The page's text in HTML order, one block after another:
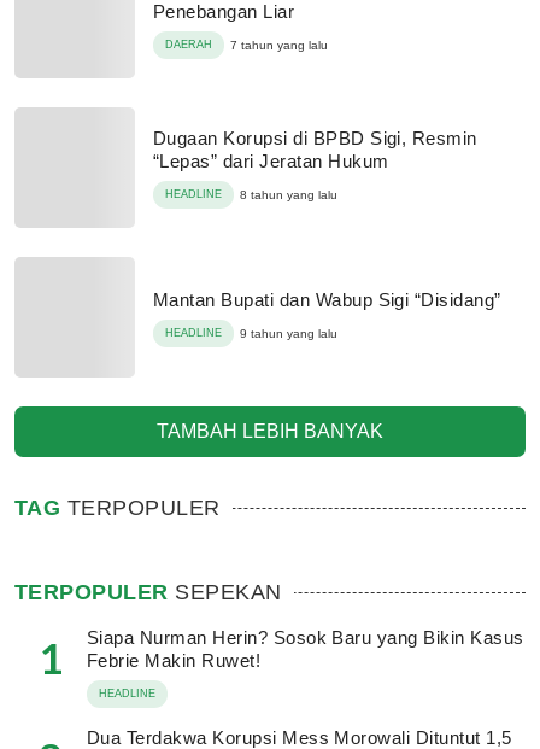
Penebangan Liar
DAERAH 7 tahun yang lalu
Dugaan Korupsi di BPBD Sigi, Resmin
“Lepas” dari Jeratan Hukum
HEADLINE 8 tahun yang lalu
Mantan Bupati dan Wabup Sigi “Disidang”
HEADLINE 9 tahun yang lalu
TAMBAH LEBIH BANYAK
TAG TERPOPULER
TERPOPULER SEPEKAN
1
Siapa Nurman Herin? Sosok Baru yang Bikin Kasus
Febrie Makin Ruwet!
HEADLINE
Dua Terdakwa Korupsi Mess Morowali Dituntut 1,5